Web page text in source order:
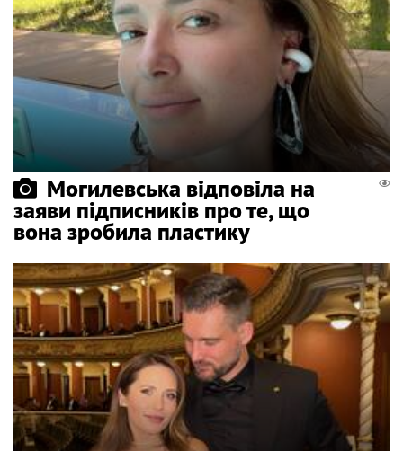
Могилевська відповіла на
заяви підписників про те, що
вона зробила пластику